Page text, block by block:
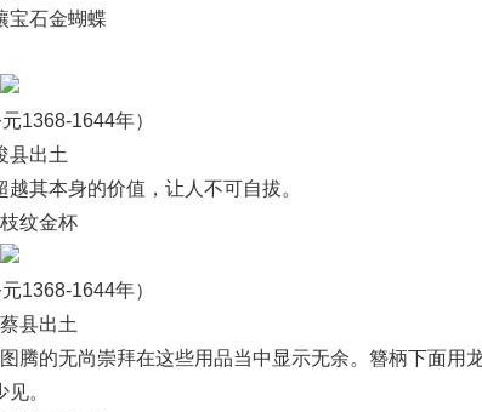
石金蝴蝶
1644年）
出土
本身的价值，让人不可自拔。
金杯
1644年）
出土
的无尚崇拜在这些用品当中显示无余。簪柄下面用
见。